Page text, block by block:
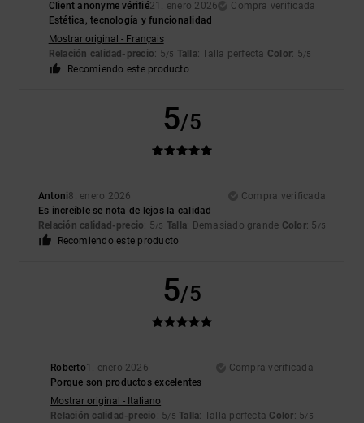
Client anonyme vérifié21. enero 2026
Compra verificada
Estética, tecnología y funcionalidad
Mostrar original - Français
Relación calidad-precio: 5/5 Talla: Talla perfecta Color: 5/5
Recomiendo este producto
5/5
Antoni8. enero 2026
Compra verificada
Es increíble se nota de lejos la calidad
Relación calidad-precio: 5/5 Talla: Demasiado grande Color: 5 /5
Recomiendo este producto
5/5
Roberto1. enero 2026
Compra verificada
Porque son productos excelentes
Mostrar original - Italiano
Relación calidad-precio : 5/5 Talla: Talla perfecta Color: 5/5